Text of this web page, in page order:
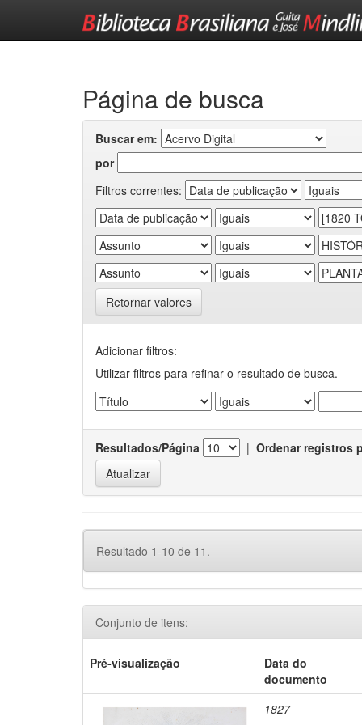
Página de busca
Buscar em:
por
Filtros correntes:
Retornar valores
Adicionar filtros:
Utilizar filtros para refinar o resultado de busca.
Resultados/Página | Ordenar registros
Resultado 1-10 de 11.
Conjunto de itens:
Pré-visualização
Data do
documento
1827